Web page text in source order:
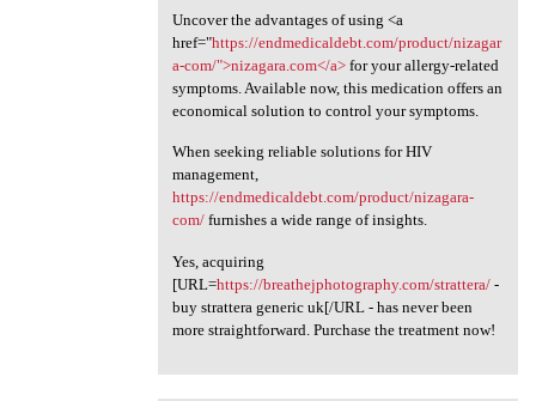
Uncover the advantages of using <a
href="https://endmedicaldebt.com/product/nizagar
a-com/">nizagara.com</a>for your allergy-related
symptoms. Available now, this medication offers an
economical solution to control your symptoms.
When seeking reliable solutions for HIV
management,
https://endmedicaldebt.com/product/nizagara-
com/furnishes a wide range of insights.
Yes, acquiring
[URL=https://breathejphotography.com/strattera/-
buy strattera generic uk[/URL - has never been
more straightforward. Purchase the treatment now!